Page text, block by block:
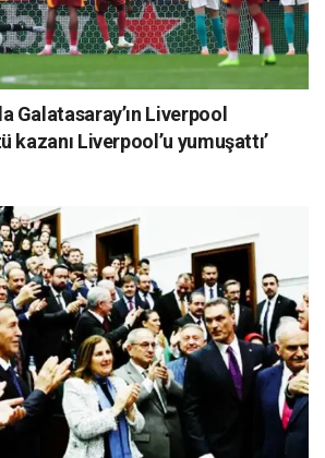
Galatasaray’ın Liverpool
kazanı Liverpool’u yumuşattı’